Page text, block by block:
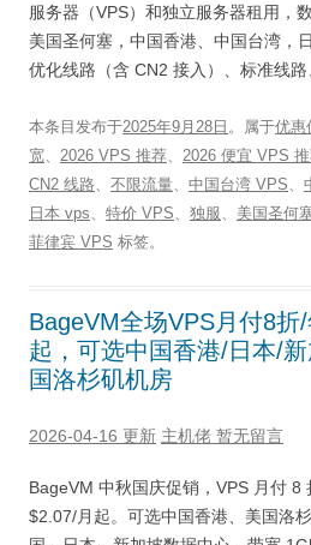
服务器（VPS）和独立服务器租用，
美国圣何塞，中国香港、中国台湾，
优化线路（含 CN2 接入）、标准线
本条目发布于2025年9月28日 。属于优惠
宽、 2026 VPS 推荐、 2026 便宜 VPS
CN2 线路、 不限流量、 中国台湾 VPS、
日本 vps、 特价 VPS、 独服、 美国圣何
菲律宾 VPS 标签。
BageVM全场VPS月付8折
起，可选中国香港/日本/
国洛杉矶机房
2026-04-16 更新 主机佬 暂无留言
BageVM 中秋国庆促销，VPS 月付 8
$2.07/月起。可选中国香港、美国洛